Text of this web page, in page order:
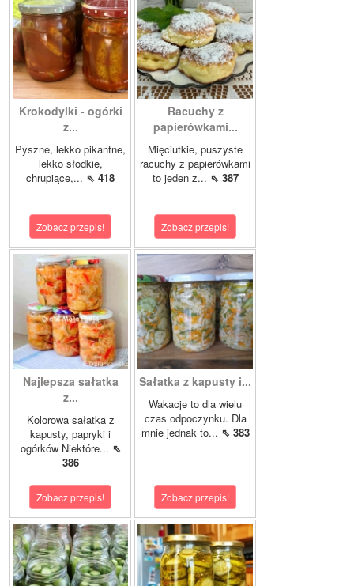
Krokodylki - ogórki
z...
Pyszne, lekko pikantne,
lekko słodkie,
chrupiące,... ⇖ 418
Zobacz przepis!
Racuchy z
papierówkami...
Mięciutkie, puszyste
racuchy z papierówkami
to jeden z... ⇖ 387
Zobacz przepis!
Najlepsza sałatka
z...
Kolorowa sałatka z
kapusty, papryki i
ogórków Niektóre... ⇖
386
Zobacz przepis!
Sałatka z kapusty i...
Wakacje to dla wielu
czas odpoczynku. Dla
mnie jednak to... ⇖ 383
Zobacz przepis!